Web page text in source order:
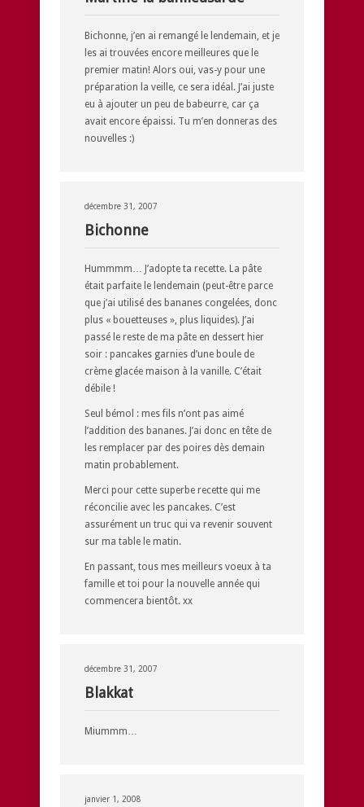
Bichonne, j’en ai remangé le lendemain, et je
les ai trouvées encore meilleures que le
premier matin! Alors oui, vas-y pour une
préparation la veille, ce sera idéal. J’ai juste
eu à ajouter un peu de babeurre, car ça
avait encore épaissi. Tu m’en donneras des
nouvelles :)
décembre 31, 2007
Bichonne
Hummmm… J’adopte ta recette. La pâte
était parfaite le lendemain (peut-être parce
que j’ai utilisé des bananes congelées, donc
plus « bouetteuses », plus liquides). J’ai
passé le reste de ma pâte en dessert hier
soir : pancakes garnies d’une boule de
crème glacée maison à la vanille. C’était
débile !
Seul bémol : mes fils n’ont pas aimé
l’addition des bananes. J’ai donc en tête de
les remplacer par des poires dès demain
matin probablement.
Merci pour cette superbe recette qui me
réconcilie avec les pancakes. C’est
assurément un truc qui va revenir souvent
sur ma table le matin.
En passant, tous mes meilleurs voeux à ta
famille et toi pour la nouvelle année qui
commencera bientôt. xx
décembre 31, 2007
Blakkat
Miummm…
janvier 1, 2008